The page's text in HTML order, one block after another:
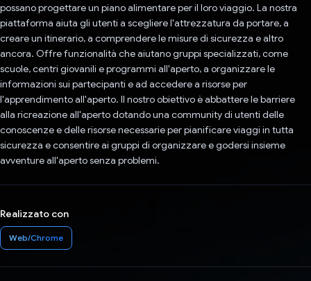
possano progettare un piano alimentare per il loro viaggio. La nostra
piattaforma aiuta gli utenti a scegliere l'attrezzatura da portare, a
creare un itinerario, a comprendere le misure di sicurezza e altro
ancora. Offre funzionalità che aiutano gruppi specializzati, come
scuole, centri giovanili e programmi all'aperto, a organizzare le
informazioni sui partecipanti e ad accedere a risorse per
l'apprendimento all'aperto. Il nostro obiettivo è abbattere le barriere
alla ricreazione all'aperto dotando una community di utenti delle
conoscenze e delle risorse necessarie per pianificare viaggi in tutta
sicurezza e consentire ai gruppi di organizzare e godersi insieme
avventure all'aperto senza problemi.
Realizzato con
Web/Chrome